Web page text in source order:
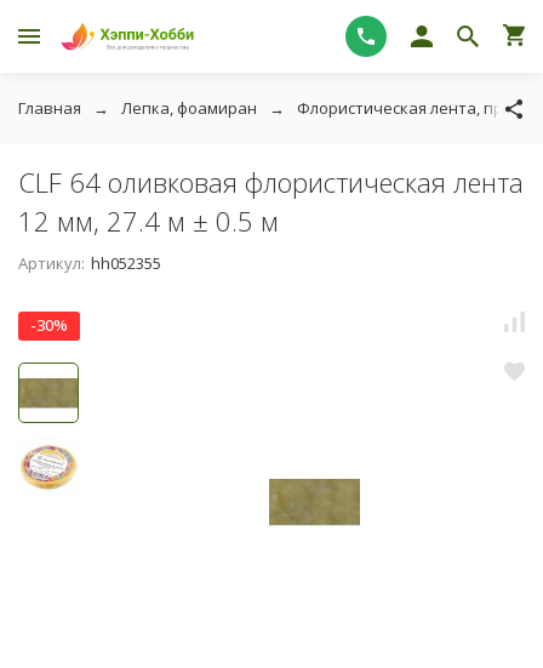
Главная Лепка, фоамиран Флористическая лента,
CLF 64 оливковая флористическая лента
12 мм, 27.4 м ± 0.5 м
Артикул: hh052355
-30%